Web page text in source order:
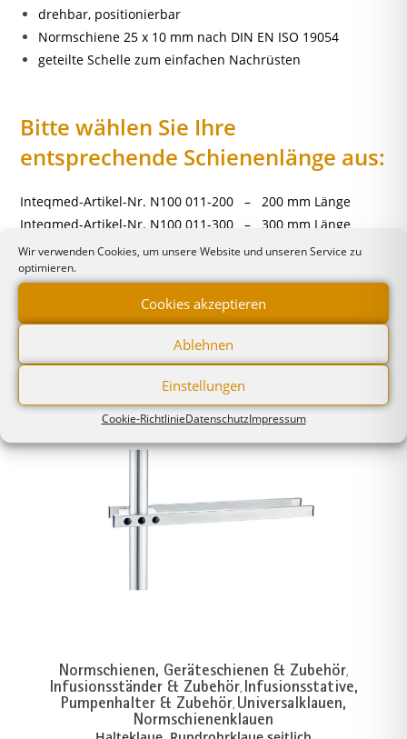
Wir verwenden Cookies, um unsere Website und unseren Service zu
optimieren.
Cookies akzeptieren
Ablehnen
Einstellungen
Cookie-RichtlinieDatenschutzImpressum
drehbar, positionierbar
Normschiene 25 x 10 mm nach DIN EN ISO 19054
geteilte Schelle zum einfachen Nachrüsten
Bitte wählen Sie Ihre
entsprechende Schienenlänge aus:
Inteqmed-Artikel-Nr. N100 011-200 – 200 mm Länge
Inteqmed-Artikel-Nr. N100 011-300 – 300 mm Länge
Inteqmed-Artikel-Nr. N100 011-400 – 400 mm Länge
Ähnliche Produkte
Normschienen, Geräteschienen & Zubehör,
Infusionsständer & Zubehör, Infusionsstative,
Pumpenhalter & Zubehör, Universalklauen,
Normschienenklauen